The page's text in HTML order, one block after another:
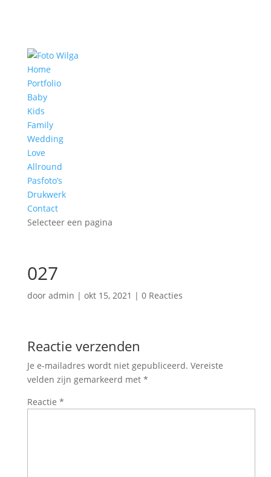
Home
Portfolio
Baby
Kids
Family
Wedding
Love
Allround
Pasfoto’s
Drukwerk
Contact
Selecteer een pagina
027
door admin | okt 15, 2021 | 0 Reacties
Reactie verzenden
Je e-mailadres wordt niet gepubliceerd. Vereiste
velden zijn gemarkeerd met *
Reactie *